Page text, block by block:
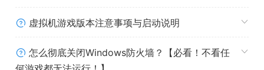
用！
• 而且该系统可以通过收集敌人死亡后掉落的能量自动充
虚拟机游戏版本注意事项与启动说明
怎么彻底关闭Windows防火墙？【必看！不看任